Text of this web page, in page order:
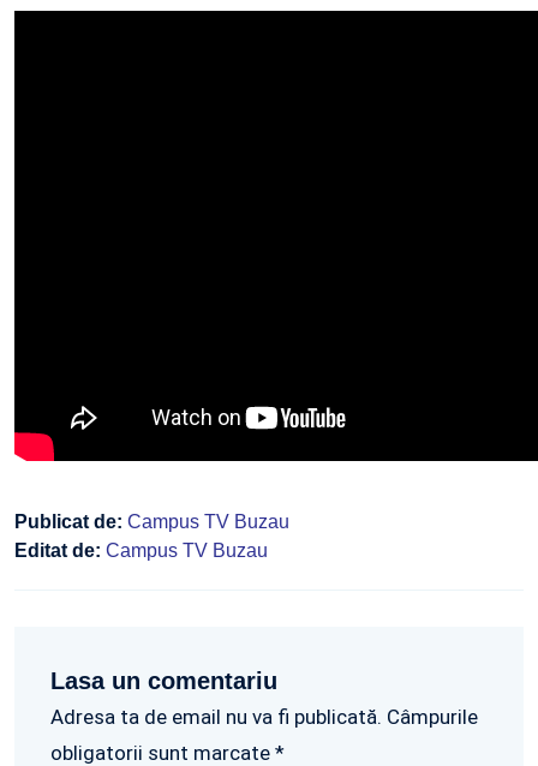
Publicat de: Campus TV Buzau
Editat de: Campus TV Buzau
Lasa un comentariu
Adresa ta de email nu va fi publicată. Câmpurile
obligatorii sunt marcate *